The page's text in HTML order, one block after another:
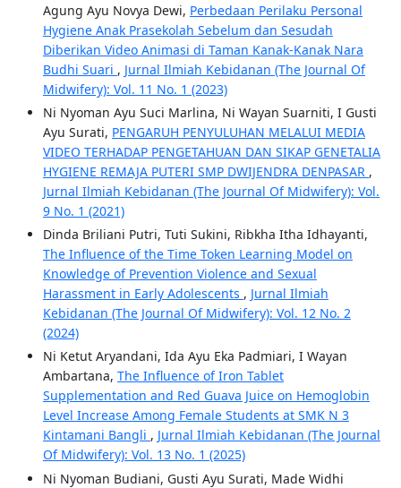
Agung Ayu Novya Dewi, Perbedaan Perilaku Personal
Hygiene Anak Prasekolah Sebelum dan Sesudah
Diberikan Video Animasi di Taman Kanak-Kanak Nara
Budhi Suari , Jurnal Ilmiah Kebidanan (The Journal Of
Midwifery): Vol. 11 No. 1 (2023)
Ni Nyoman Ayu Suci Marlina, Ni Wayan Suarniti, I Gusti
Ayu Surati, PENGARUH PENYULUHAN MELALUI MEDIA
VIDEO TERHADAP PENGETAHUAN DAN SIKAP GENETALIA
HYGIENE REMAJA PUTERI SMP DWIJENDRA DENPASAR ,
Jurnal Ilmiah Kebidanan (The Journal Of Midwifery): Vol.
9 No. 1 (2021)
Dinda Briliani Putri, Tuti Sukini, Ribkha Itha Idhayanti,
The Influence of the Time Token Learning Model on
Knowledge of Prevention Violence and Sexual
Harassment in Early Adolescents , Jurnal Ilmiah
Kebidanan (The Journal Of Midwifery): Vol. 12 No. 2
(2024)
Ni Ketut Aryandani, Ida Ayu Eka Padmiari, I Wayan
Ambartana, The Influence of Iron Tablet
Supplementation and Red Guava Juice on Hemoglobin
Level Increase Among Female Students at SMK N 3
Kintamani Bangli , Jurnal Ilmiah Kebidanan (The Journal
Of Midwifery): Vol. 13 No. 1 (2025)
Ni Nyoman Budiani, Gusti Ayu Surati, Made Widhi